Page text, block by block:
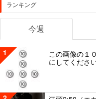
ランキング
今週
1
この画像の１
にしてくださ